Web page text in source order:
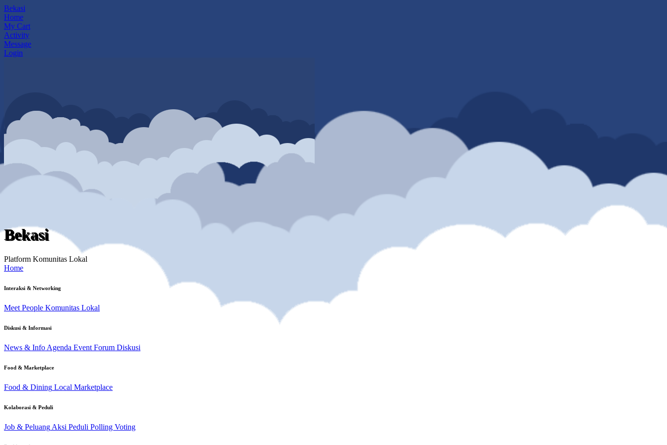
Bekasi
Home
My Cart
Activity
Message
Login
Bekasi
Platform Komunitas Lokal
Home
Interaksi & Networking
Meet People Komunitas Lokal
Diskusi & Informasi
News & Info Agenda Event Forum Diskusi
Food & Marketplace
Food & Dining Local Marketplace
Kolaborasi & Peduli
Job & Peluang Aksi Peduli Polling Voting